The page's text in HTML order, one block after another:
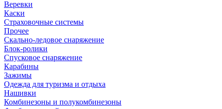
Веревки
Каски
Страховочные системы
Прочее
Скально-ледовое снаряжение
Блок-ролики
Спусковое снаряжение
Карабины
Зажимы
Одежда для туризма и отдыха
Нашивки
Комбинезоны и полукомбинезоны